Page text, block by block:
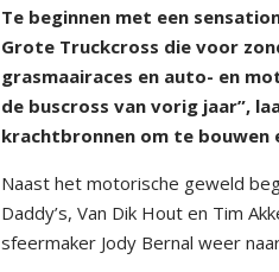
Te beginnen met een
Grote Truckcross die voor
grasmaairaces en auto- en
de buscross van vorig jaar”,
krachtbronnen om te bouwen
Naast het motorische geweld
Daddy’s, Van Dik Hout en Tim
sfeermaker Jody Bernal weer